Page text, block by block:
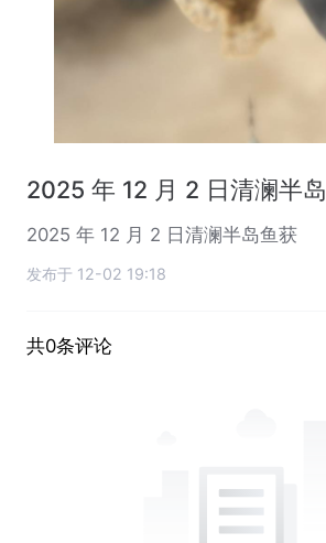
2025 年 12 月 2 日清澜半岛
2025 年 12 月 2 日清澜半岛鱼获
发布于 12-02 19:18
共0条评论